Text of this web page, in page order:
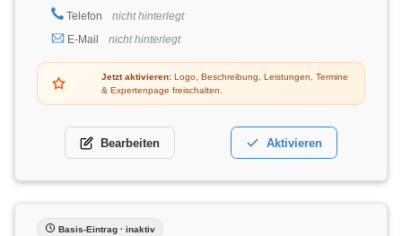
Telefon
nicht hinterlegt
E-Mail
nicht hinterlegt
Jetzt aktivieren: Logo, Beschreibung, Leistungen, Termine
& Expertenpage freischalten.
Bearbeiten Aktivieren
Basis-Eintrag · inaktiv